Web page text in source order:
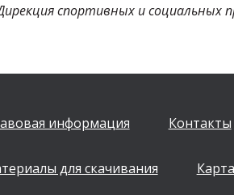
спортивных и социальных
информация Контакты
для скачивания